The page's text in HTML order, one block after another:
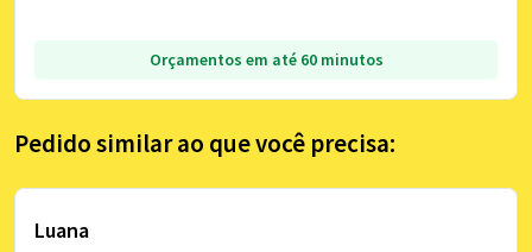
Orçamentos em até 60 minutos
Pedido similar ao que você precisa:
Luana